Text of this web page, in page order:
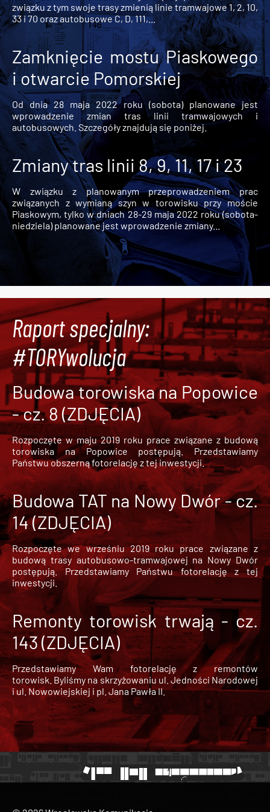
związku z tym swoje trasy zmienią linie tramwajowe 1, 2, 10,
33 i 70 oraz autobusowe C, D, 111,...
Zamknięcie mostu Piaskowego
i otwarcie Pomorskiej
Od dnia 28 maja 2022 roku (sobota) planowane jest
wprowadzenie zmian tras linii tramwajowych i
autobusowych. Szczegóły znajdują się poniżej.
Zmiany tras linii 8, 9, 11, 17 i 23
W związku z planowanym przeprowadzeniem prac
związanych z wymianą szyn w torowisku przy moście
Piaskowym, tylko w dniach 28-29 maja 2022 roku (sobota-
niedziela) planowane jest wprowadzenie zmiany...
Raport specjalny:
#TORYwolucja
Budowa torowiska na Popowice
- cz. 8 (ZDJĘCIA)
Rozpoczęte w maju 2019 roku prace związane z budową
torowiska na Popowice
postępują. Przedstawiamy
Państwu obszerną fotorelację z tej inwestycji.
Budowa TAT na Nowy Dwór - cz.
14 (ZDJĘCIA)
Rozpoczęte we wrześniu 2019 roku prace związane z
budową trasy autobusowo-tramwajowej na Nowy Dwór
postępują. Przedstawiamy Państwu fotorelację z tej
inwestycji.
Remonty torowisk trwają - cz.
143 (ZDJĘCIA)
Przedstawiamy Wam fotorelację z remontów
torowisk. Byliśmy na skrzyżowaniu ul. Jedności Narodowej
i ul. Nowowiejskiej i pl. Jana Pawła II.